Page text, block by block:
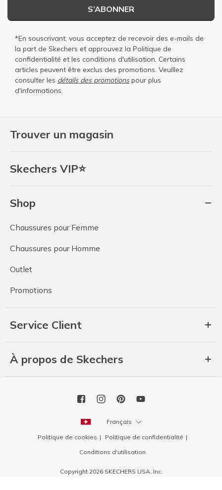
Trouver un magasin
Skechers VIP⭐
Shop
Chaussures pour Femme
Chaussures pour Homme
Outlet
Promotions
Service Client
À propos de Skechers
S’ABONNER
*En souscrivant, vous acceptez de recevoir des e-mails de
la part de Skechers et approuvez la Politique de
confidentialité et les conditions d'utilisation . Certains
articles peuvent être exclus des promotions. Veuillez
consulter les détails des promotionspour plus
d'informations.
Français
Politique de cookies
Politique de confidentialité
Conditions d'utilisation
Copyright 2026 SKECHERS USA, Inc.